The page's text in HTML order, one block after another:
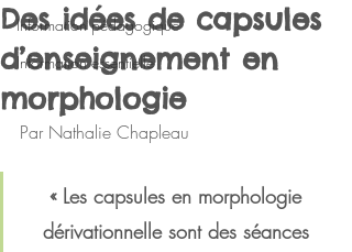
Information pédagogique
Information essentielle
Des idées de capsules
d’enseignement en
morphologie
Par Nathalie Chapleau
« Les capsules en morphologie
dérivationnelle sont des séances